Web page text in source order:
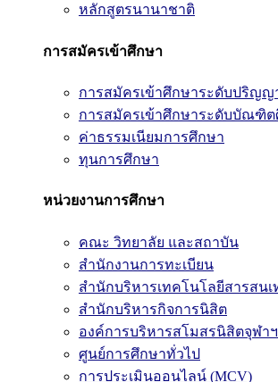
หลักสูตรนานาชาติ
การสมัครเข้าศึกษา
การสมัครเข้าศึกษาระดับปริญ
การสมัครเข้าศึกษาระดับบัณฑิต
ค่าธรรมเนียมการศึกษา
ทุนการศึกษา
หน่วยงานการศึกษา
คณะ วิทยาลัย และสถาบัน
สำนักงานการทะเบียน
สำนักบริหารเทคโนโลยีสารสนเ
สำนักบริหารกิจการนิสิต
องค์การบริหารสโมสรนิสิตจุฬา
ศูนย์การศึกษาทั่วไป
การประเมินออนไลน์ (MCV)